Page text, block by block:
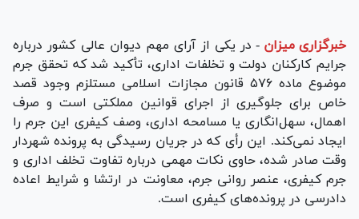
خبرگزاری میزان - در یکی از آرای مهم دیوان عالی کشور درباره
جرایم کارکنان دولت و تخلفات اداری، تأکید شد که تحقق جرم
موضوع ماده ۵۷۶ قانون مجازات اسلامی مستلزم وجود قصد
خاص برای جلوگیری از اجرای قوانین مملکتی است و صرف
اهمال، سهل‌انگاری یا مسامحه اداری، وصف کیفری این جرم را
ایجاد نمی‌کند. این رأی که در جریان رسیدگی به پرونده شهردار
وقت صادر شده، حاوی نکات مهمی درباره تفاوت تخلف اداری و
جرم کیفری، عنصر روانی جرم، معاونت در ارتشا و شرایط اعاده
دادرسی در پرونده‌های کیفری است.